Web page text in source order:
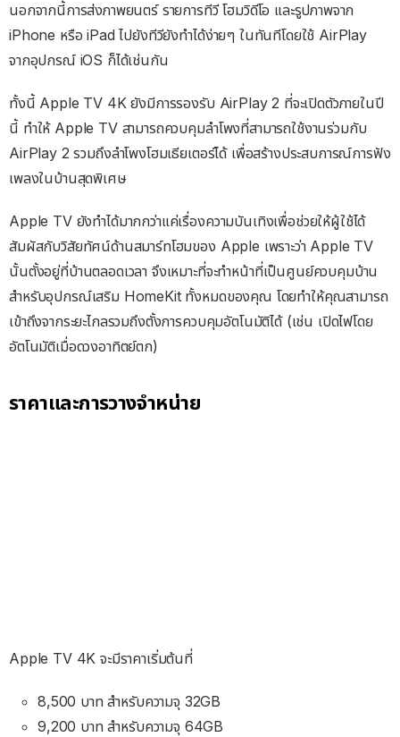
นอกจากนี้การส่งภาพยนตร์ รายการทีวี โฮมวิดีโอ และรูปภาพจาก
iPhone หรือ iPad ไปยังทีวียังทำได้ง่ายๆ ในทันทีโดยใช้ AirPlay
จากอุปกรณ์ iOS ก็ได้เช่นกัน
ทั้งนี้ Apple TV 4K ยังมีการรองรับ AirPlay 2 ที่จะเปิดตัวภายในปี
นี้ ทำให้ Apple TV สามารถควบคุมลำโพงที่สามารถใช้งานร่วมกับ
AirPlay 2 รวมถึงลำโพงโฮมเธียเตอร์ได้ เพื่อสร้างประสบการณ์การฟัง
เพลงในบ้านสุดพิเศษ
Apple TV ยังทำได้มากกว่าแค่เรื่องความบันเทิงเพื่อช่วยให้ผู้ใช้ได้
สัมผัสกับวิสัยทัศน์ด้านสมาร์ทโฮมของ Apple เพราะว่า Apple TV
นั้นตั้งอยู่ที่บ้านตลอดเวลา จึงเหมาะที่จะทำหน้าที่เป็นศูนย์ควบคุมบ้าน
สำหรับอุปกรณ์เสริม HomeKit ทั้งหมดของคุณ โดยทำให้คุณสามารถ
เข้าถึงจากระยะไกลรวมถึงตั้งการควบคุมอัตโนมัติได้ (เช่น เปิดไฟโดย
อัตโนมัติเมื่อดวงอาทิตย์ตก)
ราคาและการวางจำหน่าย
Apple TV 4K จะมีราคาเริ่มต้นที่
8,500 บาท สำหรับความจุ 32GB
9,200 บาท สำหรับความจุ 64GB